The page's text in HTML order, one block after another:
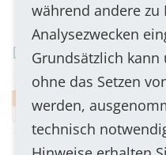
Downloads
GL UG-5
.docx 15 KB
während andere zu
Analysezwecken
Grundsätzlich kann
ohne das Setzen
werden,
technisch